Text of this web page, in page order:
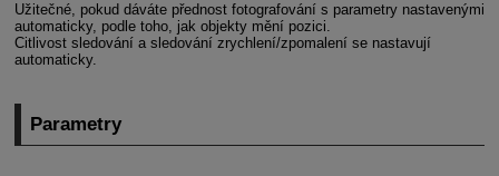
Užitečné, pokud dáváte přednost fotografování s parametry nastavenými
automaticky, podle toho, jak objekty mění pozici.
Citlivost sledování a sledování zrychlení/zpomalení se nastavují
automaticky.
Parametry